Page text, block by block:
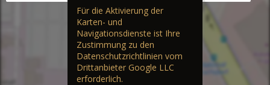
Für die Aktivierung der
Karten- und
Navigationsdienste ist Ihre
Zustimmung zu den
Datenschutzrichtlinien vom
Drittanbieter Google LLC
erforderlich.